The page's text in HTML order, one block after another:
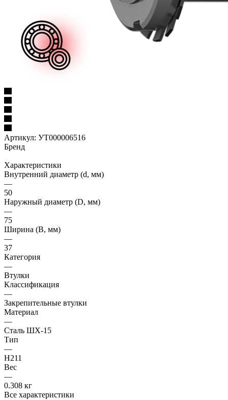
Артикул: УТ000006516
Бренд
Характеристики
Внутренний диаметр (d, мм)
—
50
Наружный диаметр (D, мм)
—
75
Ширина (B, мм)
—
37
Категория
—
Втулки
Классификация
—
Закрепительные втулки
Материал
—
Сталь ШХ-15
Тип
—
H211
Вес
—
0.308 кг
Все характеристики